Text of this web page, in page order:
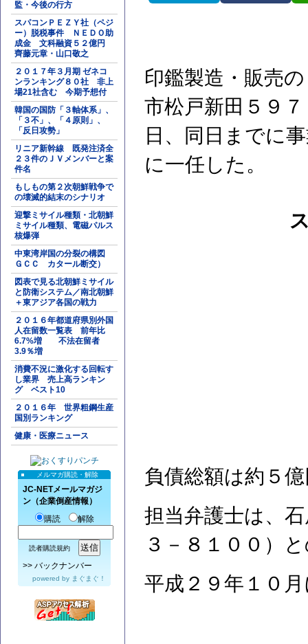
監・今後の行方
スパコンＰＥＺＹ社（ペジ
ー）脱税事件 ＮＥＤＯ助
成金 文科融資５２億円
齊藤元章・山口敬之
２０１７年３月期 ゼネコ
ンランキング８０社 非上
場21社含む 今期予想付
韓国の国防「３軸体系」、
「３不」、「４原則」、
「反日攻勢」
リニア新幹線 既発注済全
２３件のＪＶメンバーと案
件名
もしもの第２次朝鮮戦争で
の壊滅的結末のシナリオ
迎撃ミサイル種類・北朝鮮
ミサイル種類、電磁パルス
核爆弾
中東湾岸国の分裂の構図
ＧＣＣ カタール断交）
図表で見る北朝鮮ミサイル
と防衛システム／南北朝鮮
＋東アジア各国の戦力
２０１６年都道府県別外国
人在留数一覧表 前年比
6.7%増 不法在留者
3.9％増
消費不況に激化する回転す
し業界 売上高ランキン
グ ベスト10
２０１６年 世界粗鋼生産
国別ランキング
健康・医療ニュース
メルマガ購読・解除
JC-NETメールマガジ
ン（企業倒産情報）
購読
解除
読者購読規約
>> バックナンバー
powered by まぐまぐ！
印鑑製造・販売
市松戸新田５９
日、同日までに
に一任した。
負債総額は約５
担当弁護士は、
３－８１００）
平成２９年１０